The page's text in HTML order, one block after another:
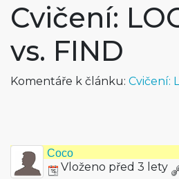
Cvičení:
vs. FIND
Komentáře k článku: Cvičení:
Coco
Vloženo před 3 lety